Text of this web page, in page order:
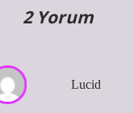
2 Yorum
Lucid